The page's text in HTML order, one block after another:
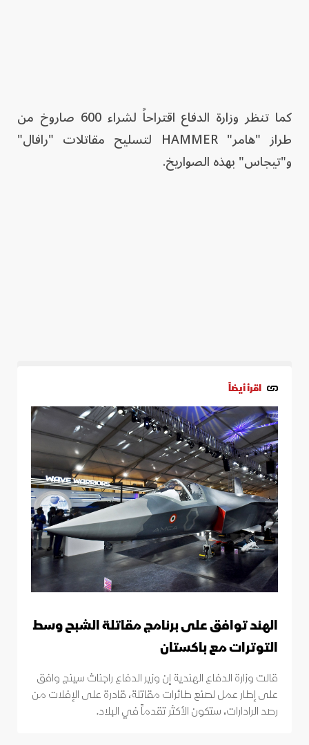
كما تنظر وزارة الدفاع اقتراحاً لشراء 600 صاروخ من
طراز "هامر" HAMMER لتسليح مقاتلات "رافال"
و"تيجاس" بهذه الصواريخ.
اقرأ أيضاً
الهند توافق على برنامج مقاتلة الشبح وسط
التوترات مع باكستان
قالت وزارة الدفاع الهندية إن وزير الدفاع راجناث سينج وافق
على إطار عمل لصنع طائرات مقاتلة، قادرة على الإفلات من
رصد الرادارات، ستكون الأكثر تقدماً في البلاد.